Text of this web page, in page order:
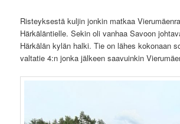
Risteyksestä kuljin jonkin matkaa
Härkäläntielle. Sekin oli vanhaa Savoon
Härkälän kylän halki. Tie on lähes kokonaan
valtatie 4:n jonka jälkeen saavuinkin